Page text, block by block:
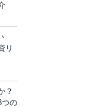
リ
？
つの